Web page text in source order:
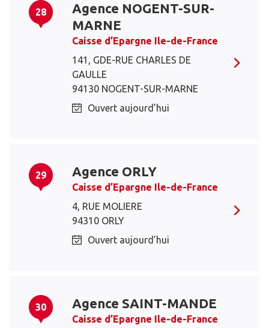
28
Agence NOGENT-SUR-
MARNE
Caisse d’Epargne Ile-de-France
141, GDE-RUE CHARLES DE
GAULLE
94130 NOGENT-SUR-MARNE
Ouvert aujourd’hui
29 Agence ORLY
Caisse d’Epargne Ile-de-France
4, RUE MOLIERE
94310 ORLY
Ouvert aujourd’hui
30 Agence SAINT-MANDE
Caisse d’Epargne Ile-de-France